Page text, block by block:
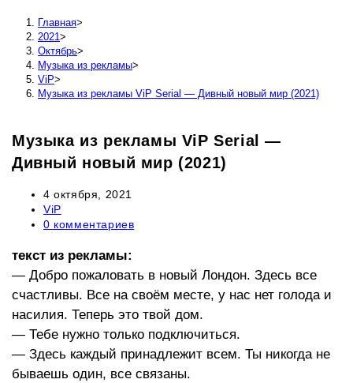
Главная>
2021 >
Октябрь>
Музыка из рекламы>
ViP>
Музыка из рекламы ViP Serial — Дивный новый мир (2021)
Музыка из рекламы ViP Serial —
Дивный новый мир (2021)
Запись
опубликована:
4 октября, 2021
Рубрика
записи:
ViP
Комментарии
записи:
0 комментариев
текст из рекламы:
— Добро пожаловать в новый Лондон. Здесь все
счастливы. Все на своём месте, у нас нет голода и
насилия. Теперь это твой дом.
— Тебе нужно только подключиться.
— Здесь каждый принадлежит всем. Ты никогда не
бываешь один, все связаны.